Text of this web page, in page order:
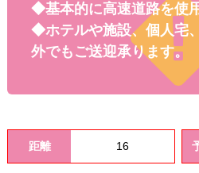
料
◆基本的に高速道路を使
◆ホテルや施設、個人宅
外でもご送迎承ります。
距離 16